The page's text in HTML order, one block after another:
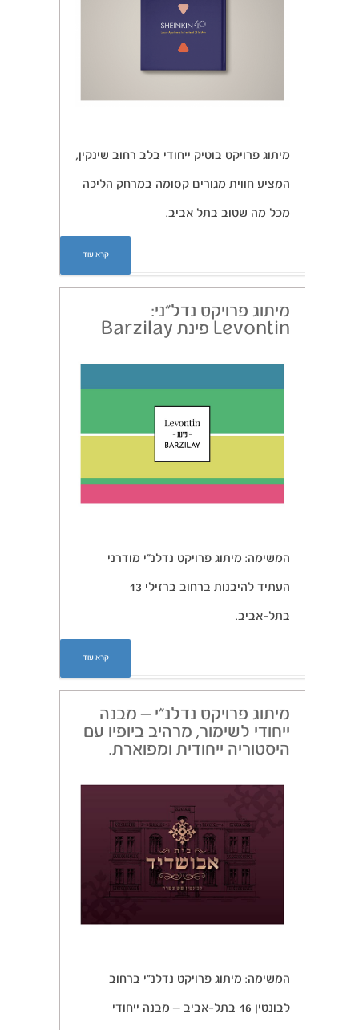
מיתוג פרויקט בוטיק ייחודי בלב רחוב שינקין,
המציע חווית מגורים קסומה במרחק הליכה
מכל מה שטוב בתל אביב.
קרא עוד
מיתוג פרויקט נדל”ני:
Levontin פינת Barzilay
המשימה: מיתוג פרויקט נדלנ”י מודרני
העתיד להיבנות ברחוב ברזילי 13
בתל-אביב.
קרא עוד
מיתוג פרויקט נדלנ”י – מבנה
ייחודי לשימור, מרהיב ביופיו עם
היסטוריה ייחודית ומפוארת.
המשימה: מיתוג פרויקט נדלנ”י ברחוב
לבונטין 16 בתל-אביב – מבנה ייחודי